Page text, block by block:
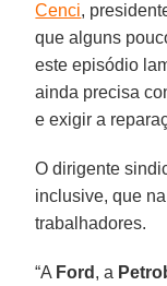
Cenci,
que alguns
este episódio
ainda precisa
e exigir a
O dirigente
inclusive, que
trabalhadores.
“A Ford , a